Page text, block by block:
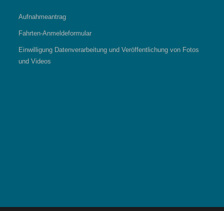
Aufnahmeantrag
Fahrten-Anmeldeformular
Einwilligung Datenverarbeitung und Veröffentlichung von Fotos
und Videos